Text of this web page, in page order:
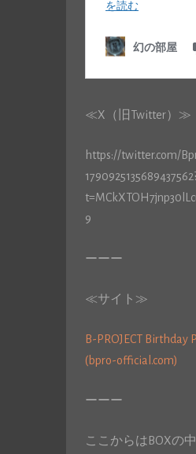
≪X（旧Twitter）≫
https://twitter.com/
9
ーーー
≪サイト≫
B-PROJECT Birthday
(bpro-official.com)
ーーー
ここからはBOXの